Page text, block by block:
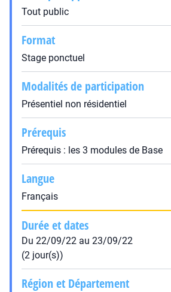
Tout public
Format
Stage ponctuel
Modalités de participation
Présentiel non résidentiel
Prérequis
Prérequis : les 3 modules de Base
Langue
Français
Durée et dates
Du 22/09/22 au 23/09/22
(2 jour(s))
Région et Département